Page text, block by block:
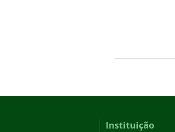
Instituição